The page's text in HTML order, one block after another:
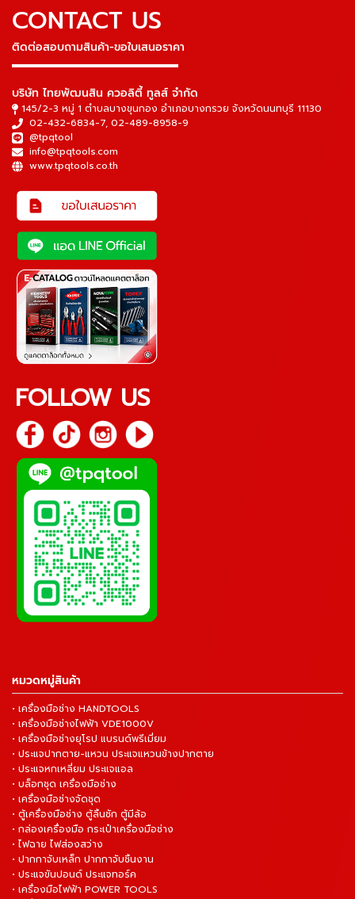
CONTACT US
ติดต่อสอบถามสินค้า-ขอใบเสนอราคา
▬▬▬▬▬▬▬▬▬▬▬▬▬▬▬
บริษัท ไทยพัฒนสิน ควอลิตี้ ทูลส์ จำกัด
145/2-3 หมู่ 1 ตำบลบางขุนกอง อำเภอบางกรวย จังหวัดนนทบุรี 11130
02-432-6834-7, 02-489-8958-9
@tpqtool
info@tpqtools.com
www.tpqtools.co.th
FOLLOW US
หมวดหมู่สินค้า
• เครื่องมือช่าง HANDTOOLS
• เครื่องมือช่างไฟฟ้า VDE1000V
• เครื่องมือช่างยุโรป แบรนด์พรีเมี่ยม
• ประแจปากตาย-แหวน ประแจแหวนข้างปากตาย
• ประแจหกเหลี่ยม ประแจแอล
• บล็อกชุด เครื่องมือช่าง
• เครื่องมือช่างจัดชุด
• ตู้เครื่องมือช่าง ตู้ลิ้นชัก ตู้มีล้อ
• กล่องเครื่องมือ กระเป๋าเครื่องมือช่าง
• ไฟฉาย ไฟส่องสว่าง
• ปากกาจับเหล็ก ปากกาจับชิ้นงาน
• ประแจขันปอนด์ ประแจทอร์ค
• เครื่องมือไฟฟ้า POWER TOOLS